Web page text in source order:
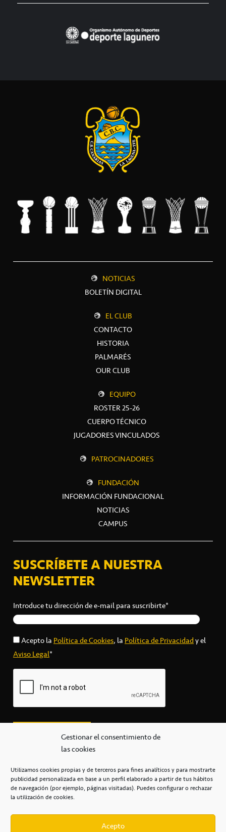
Gestionar el consentimiento de
las cookies
Utilizamos cookies propias y de terceros para fines analíticos y para mostrarte
publicidad personalizada en base a un perfil elaborado a partir de tus hábitos
de navegación (por ejemplo, páginas visitadas). Puedes configurar o rechazar
la utilización de cookies.
Acepto
NOTICIAS
BOLETÍN DIGITAL
EL CLUB
CONTACTO
HISTORIA
PALMARÉS
OUR CLUB
EQUIPO
ROSTER 25-26
CUERPO TÉCNICO
JUGADORES VINCULADOS
PATROCINADORES
FUNDACIÓN
INFORMACIÓN FUNDACIONAL
NOTICIAS
CAMPUS
SUSCRÍBETE A NUESTRA
NEWSLETTER
Introduce tu dirección de e-mail para suscribirte*
Acepto laPolítica de Cookies, laPolítica de Privacidady el
Aviso Legal*
secretaria@cbcanarias.es
+34 922 253 684
Casa del Deporte / 38108 – La Laguna